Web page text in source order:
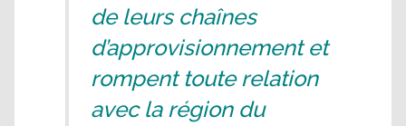
de leurs chaînes
d’approvisionnement et
rompent toute relation
avec la région du